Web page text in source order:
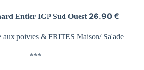
Entier IGP Sud Ouest 26.90 €
aux poivres & FRITES Maison/ Salade
***